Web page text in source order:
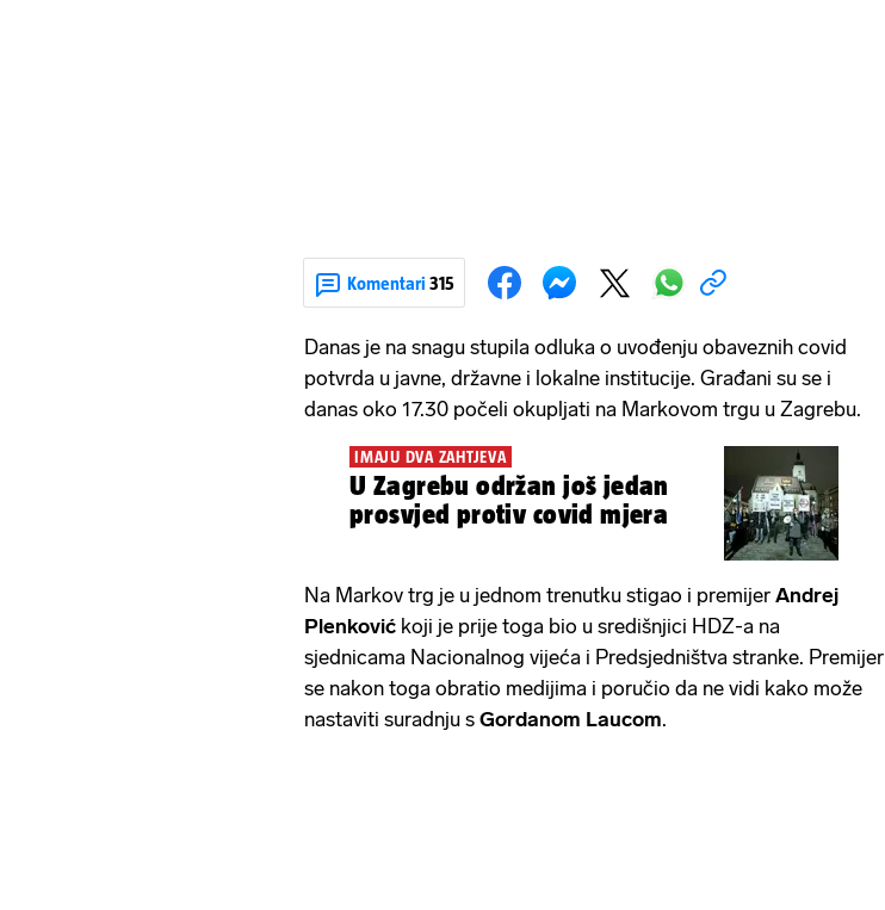
Komentari 315
Danas je na snagu stupila odluka o uvođenju obaveznih covid
potvrda u javne, državne i lokalne institucije. Građani su se i
danas oko 17.30 počeli okupljati na Markovom trgu u Zagrebu.
IMAJU DVA ZAHTJEVA
U Zagrebu održan još jedan
prosvjed protiv covid mjera
Na Markov trg je u jednom trenutku stigao i premijer Andrej
Plenković koji je prije toga bio u središnjici HDZ-a na
sjednicama Nacionalnog vijeća i Predsjedništva stranke. Premijer
se nakon toga obratio medijima i poručio da ne vidi kako može
nastaviti suradnju s Gordanom Laucom.